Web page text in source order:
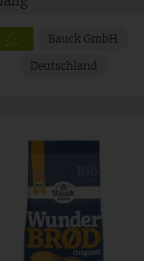
Bauck GmbH
Deutschland